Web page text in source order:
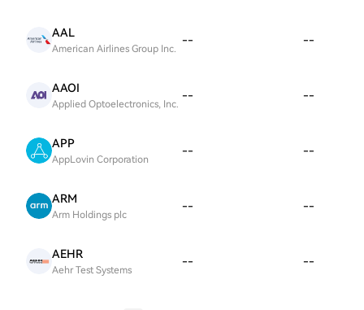
AAL
American Airlines Group Inc.
-- --
AAOI
Applied Optoelectronics, Inc.
-- --
APP
AppLovin Corporation
-- --
ARM
Arm Holdings plc
-- --
AEHR
Aehr Test Systems
-- --